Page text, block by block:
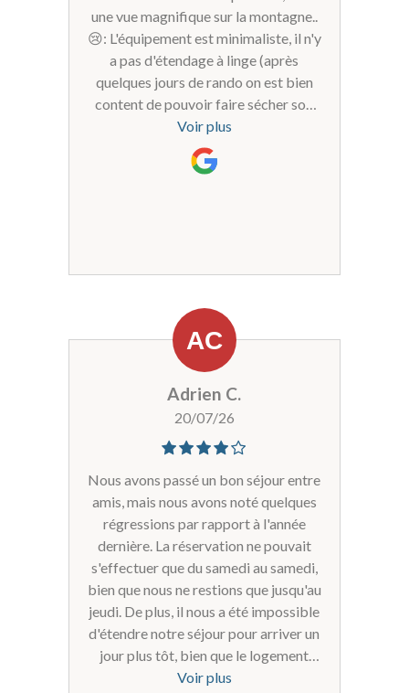
une vue magnifique sur la montagne..
😢: L'équipement est minimaliste, il n'y
a pas d'étendage à linge (après
quelques jours de rando on est bien
content de pouvoir faire sécher son
linge!!).L'accès n'est pas super
pratique, c'est un chemin en terre, il
n'y a pas de possibilité de garer la
Voir plus
Adrien C.
20/07/26
Nous avons passé un bon séjour entre
amis, mais nous avons noté quelques
régressions par rapport à l'année
dernière. La réservation ne pouvait
s'effectuer que du samedi au samedi,
bien que nous ne restions que jusqu'au
jeudi. De plus, il nous a été impossible
d'étendre notre séjour pour arriver un
jour plus tôt, bien que le logement
était disponible la semaine
Voir plus